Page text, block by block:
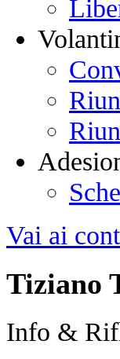
Vai ai
Tiziano
Info &